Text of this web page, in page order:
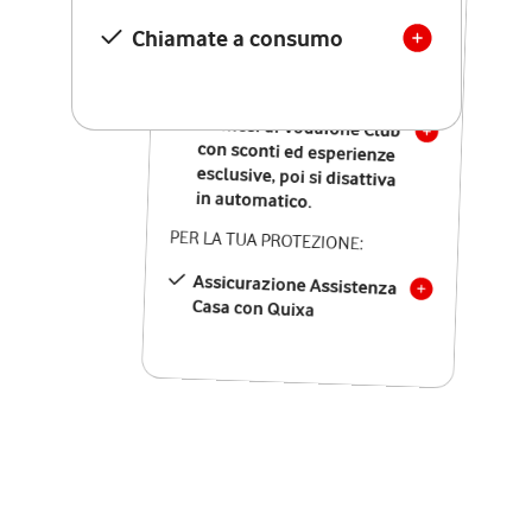
Chiamate a consumo
nazionali
12 mesi di Vodafone Club
con sconti ed esperienze
esclusive, poi si disattiva
in automatico.
PER LA TUA PROTEZIONE:
Assicurazione Assistenza
Casa con Quixa